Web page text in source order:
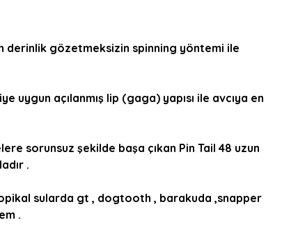
derinlik gözetmeksizin spinning yöntemi ile
açılanmış lip (gaga) yapısı ile avcıya en
sorunsuz şekilde başa çıkan Pin Tail 48 uzun
.
sularda gt , dogtooth , barakuda ,snapper
.